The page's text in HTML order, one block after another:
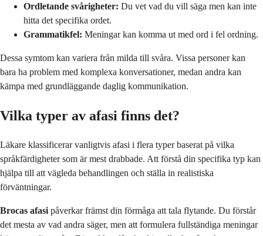
Ordletande svårigheter: Du vet vad du vill säga men kan inte
hitta det specifika ordet.
Grammatikfel: Meningar kan komma ut med ord i fel ordning.
Dessa symtom kan variera från milda till svåra. Vissa personer kan
bara ha problem med komplexa konversationer, medan andra kan
kämpa med grundläggande daglig kommunikation.
Vilka typer av afasi finns det?
Läkare klassificerar vanligtvis afasi i flera typer baserat på vilka
språkfärdigheter som är mest drabbade. Att förstå din specifika typ kan
hjälpa till att vägleda behandlingen och ställa in realistiska
förväntningar.
Brocas afasi påverkar främst din förmåga att tala flytande. Du förstår
det mesta av vad andra säger, men att formulera fullständiga meningar